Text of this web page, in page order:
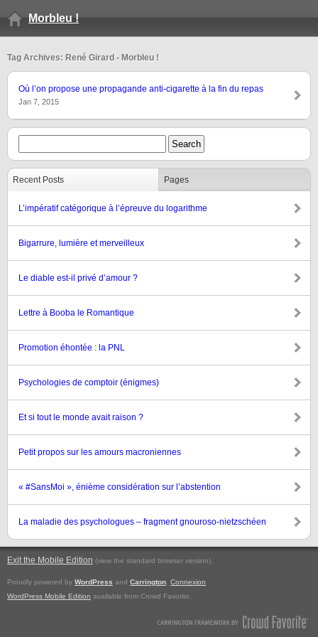
Morbleu !
Tag Archives: René Girard - Morbleu !
Où l’on propose une propagande anti-cigarette à la fin du repas
Jan 7, 2015
Recent Posts Pages
L’impératif catégorique à l’épreuve du logarithme
Bigarrure, lumière et merveilleux
Le diable est-il privé d’amour ?
Lettre à Booba le Romantique
Promotion éhontée : la PNL
Psychologies de comptoir (énigmes)
Et si tout le monde avait raison ?
Petit propos sur les amours macroniennes
« #SansMoi », énième considération sur l’abstention
La maladie des psychologues – fragment gnouroso-nietzschéen
Exit the Mobile Edition (view the standard browser version).
Proudly powered by WordPress and Carrington Connexion
WordPress Mobile Edition available from Crowd Favorite.